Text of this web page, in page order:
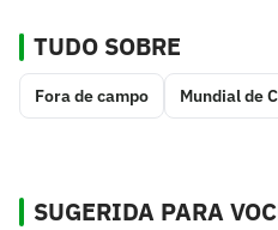
TUDO SOBRE
Fora de campo Mundial de
SUGERIDA PARA